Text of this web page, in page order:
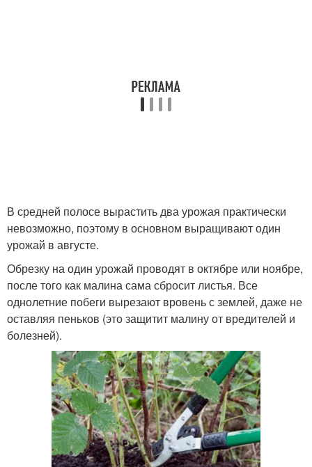
В средней полосе вырастить два урожая практически
невозможно, поэтому в основном выращивают один
урожай в августе.
Обрезку на один урожай проводят в октябре или ноябре,
после того как малина сама сбросит листья. Все
однолетние побеги вырезают вровень с землей, даже не
оставляя пеньков (это защитит малину от вредителей и
болезней).